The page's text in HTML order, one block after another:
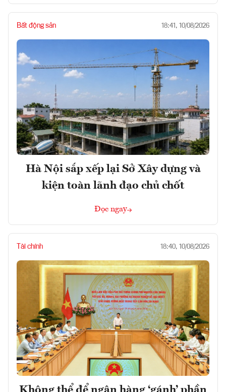
Bất động sản 18:41, 10/08/2026
Hà Nội sắp xếp lại Sở Xây dựng và
kiện toàn lãnh đạo chủ chốt
Đọc ngay
Tài chính 18:40, 10/08/2026